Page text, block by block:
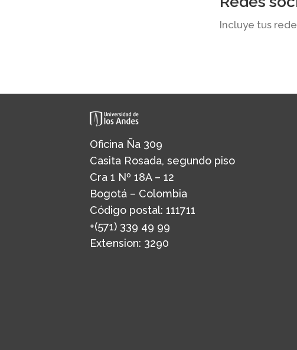
Incluye tus
Oficina Ña 309
Casita Rosada, segundo piso
Cra 1 Nº 18A – 12
Bogotá – Colombia
Código postal: 111711
+(571) 339 49 99
Extension: 3290